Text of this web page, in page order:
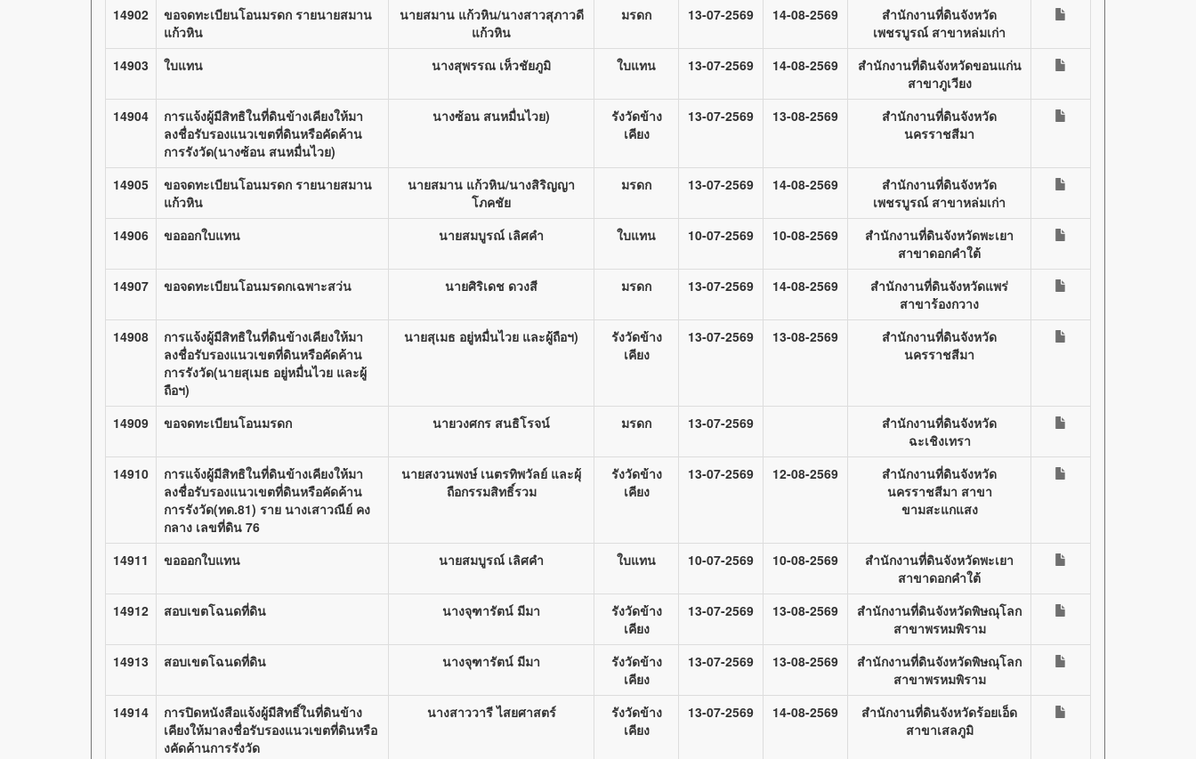
14902
ขอจดทะเบียนโอนมรดก รายนายสมาน
แก้วหิน
นายสมาน แก้วหิน/นางสาวสุภาวดี
แก้วหิน
มรดก 13-07-2569 14-08-2569
สำนักงานที่ดินจังหวัด
เพชรบูรณ์ สาขาหล่มเก่า
14903
ใบแทน นางสุพรรณ เห็วชัยภูมิ ใบแทน 13-07-2569 14-08-2569
สำนักงานที่ดินจังหวัดขอนแก่น
สาขาภูเวียง
14904
การแจ้งผู้มีสิทธิในที่ดินข้างเคียงให้มา
ลงชื่อรับรองแนวเขตที่ดินหรือคัดค้าน
การรังวัด(นางซ้อน สนหมื่นไวย)
นางซ้อน สนหมื่นไวย)
รังวัดข้าง
เคียง
13-07-2569 13-08-2569
สำนักงานที่ดินจังหวัด
นครราชสีมา
14905
ขอจดทะเบียนโอนมรดก รายนายสมาน
แก้วหิน
นายสมาน แก้วหิน/นางสิริญญา
โภคชัย
มรดก 13-07-2569 14-08-2569
สำนักงานที่ดินจังหวัด
เพชรบูรณ์ สาขาหล่มเก่า
14906
ขอออกใบแทน นายสมบูรณ์ เลิศคำ ใบแทน 10-07-2569 10-08-2569
สำนักงานที่ดินจังหวัดพะเยา
สาขาดอกคำใต้
14907
ขอจดทะเบียนโอนมรดกเฉพาะสว่น นายศิริเดช ดวงสี มรดก 13-07-2569 14-08-2569
สำนักงานที่ดินจังหวัดแพร่
สาขาร้องกวาง
14908
การแจ้งผู้มีสิทธิในที่ดินข้างเคียงให้มา
ลงชื่อรับรองแนวเขตที่ดินหรือคัดค้าน
การรังวัด(นายสุเมธ อยู่หมื่นไวย และผู้
ถือฯ)
นายสุเมธ อยู่หมื่นไวย และผู้ถือฯ)
รังวัดข้าง
เคียง
13-07-2569 13-08-2569
สำนักงานที่ดินจังหวัด
นครราชสีมา
14909 ขอจดทะเบียนโอนมรดก นายวงศกร สนธิโรจน์ มรดก 13-07-2569
สำนักงานที่ดินจังหวัด
ฉะเชิงเทรา
14910
การแจ้งผู้มีสิทธิในที่ดินข้างเคียงให้มา
ลงชื่อรับรองแนวเขตที่ดินหรือคัดค้าน
การรังวัด(ทด.81) ราย นางเสาวณีย์ คง
กลาง เลขที่ดิน 76
นายสงวนพงษ์ เนตรทิพวัลย์ และผุ้
ถือกรรมสิทธิ์รวม
รังวัดข้าง
เคียง
13-07-2569 12-08-2569
สำนักงานที่ดินจังหวัด
นครราชสีมา สาขา
ขามสะแกแสง
14911 ขอออกใบแทน นายสมบูรณ์ เลิศคำ ใบแทน 10-07-2569 10-08-2569
สำนักงานที่ดินจังหวัดพะเยา
สาขาดอกคำใต้
14912
สอบเขตโฉนดที่ดิน นางจุฑารัตน์ มีมา
รังวัดข้าง
เคียง
13-07-2569 13-08-2569
สำนักงานที่ดินจังหวัดพิษณุโลก
สาขาพรหมพิราม
14913
สอบเขตโฉนดที่ดิน นางจุฑารัตน์ มีมา
รังวัดข้าง
เคียง
13-07-2569 13-08-2569
สำนักงานที่ดินจังหวัดพิษณุโลก
สาขาพรหมพิราม
14914
การปิดหนังสือแจ้งผู้มีสิทธิ์ในที่ดินข้าง
เคียงให้มาลงชื่อรับรองแนวเขตที่ดินหรือ
งคัดค้านการรังวัด
นางสาววารี ไสยศาสตร์
รังวัดข้าง
เคียง
13-07-2569 14-08-2569
สำนักงานที่ดินจังหวัดร้อยเอ็ด
สาขาเสลภูมิ